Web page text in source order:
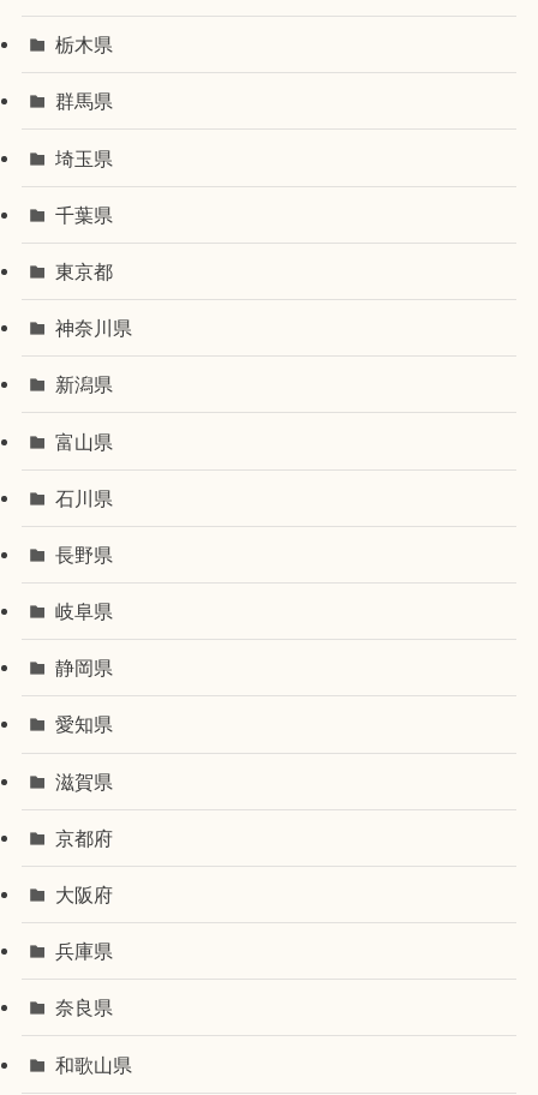
栃木県
群馬県
埼玉県
千葉県
東京都
神奈川県
新潟県
富山県
石川県
長野県
岐阜県
静岡県
愛知県
滋賀県
京都府
大阪府
兵庫県
奈良県
和歌山県